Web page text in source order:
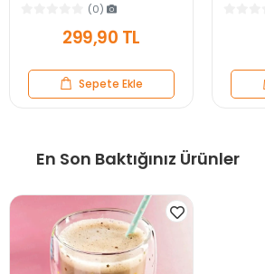
Soğan Doğrayıcı Blender Rende
(0)
299,90 TL
Sepete Ekle
En Son Baktığınız Ürünler